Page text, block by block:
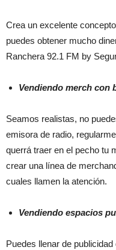
Crea un excelente
puedes obtener mucho
Ranchera 92.1 FM by
Vendiendo merch con
Seamos realistas, no
emisora de radio,
querrá traer en el pecho tu
crear una línea de
cuales llamen la atención.
Vendiendo espacios
Puedes llenar de